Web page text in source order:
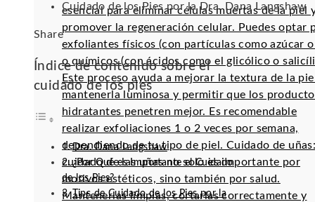
esencial para eliminar células muertas de la piel
promover la regeneración celular. Puedes optar
exfoliantes físicos (con partículas como azúcar o
o químicos (con ácidos como el glicólico o
Este proceso ayuda a mejorar la textura de la
mantenerla luminosa y permitir que los
hidratantes penetren mejor. Es recomendable
realizar exfoliaciones 1 o 2 veces por semana,
dependiendo de tu tipo de piel. Cuidado de
cuidado de las uñas no solo es importante por
motivos estéticos, sino también por salud.
Mantenerlas limpias, cortarlas correctamente y
Cuidado de los Pies por la Dra. Dana Langshaw
Facebook
Twitter
LinkedIn
Pinterest
Stumbleupon
Email
Share
Índice de contenido sobre el
cuidado de los pies
Dra. Dana Langshaw
¿Por Qué es Importante el Cuidado
de los Pies?
Tips de Cuidado de los Pies por la